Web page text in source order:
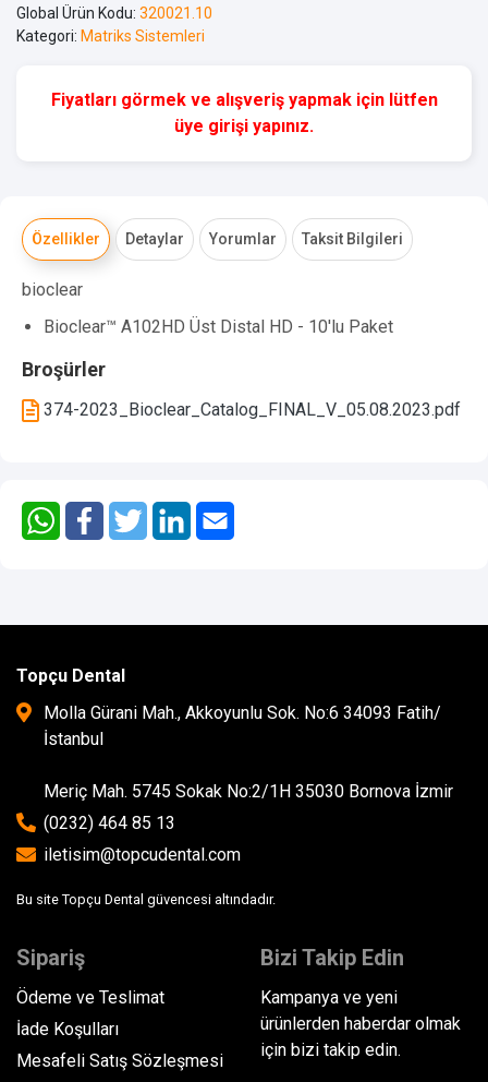
Global Ürün Kodu: 320021.10
Kategori: Matriks Sistemleri
Fiyatları görmek ve alışveriş yapmak için lütfen
üye girişi yapınız.
Özellikler Detaylar Yorumlar Taksit Bilgileri
bioclear
Bioclear™ A102HD Üst Distal HD - 10'lu Paket
Broşürler
374-2023_Bioclear_Catalog_FINAL_V_05.08.2023.pdf
Topçu Dental
Molla Gürani Mah., Akkoyunlu Sok. No:6 34093 Fatih/
İstanbul
Meriç Mah. 5745 Sokak No:2/1H 35030 Bornova İzmir
(0232) 464 85 13
iletisim@topcudental.com
Bu site Topçu Dental güvencesi altındadır.
Sipariş
Ödeme ve Teslimat
İade Koşulları
Mesafeli Satış Sözleşmesi
Bizi Takip Edin
Kampanya ve yeni
ürünlerden haberdar olmak
için bizi takip edin.